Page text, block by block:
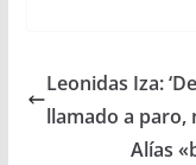
Leonidas Iza:
llamado a paro,
Alías